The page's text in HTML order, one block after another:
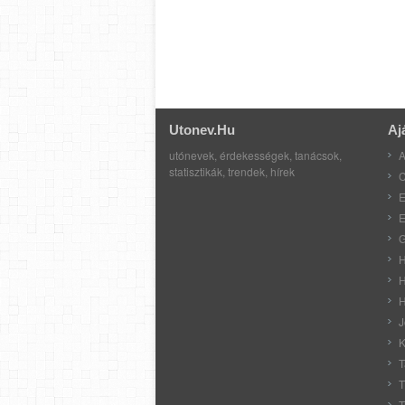
Utonev.hu
utónevek, érdekességek, tanácsok,
statisztikák, trendek, hírek